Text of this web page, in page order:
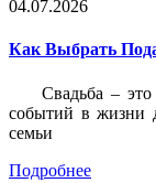
04.07.2026
Как Выбрать
Свадьба –
событий в жизни
семьи
Подробнее